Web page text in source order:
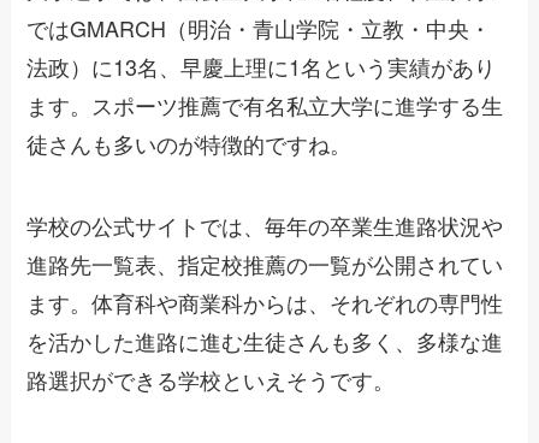
ではGMARCH（明治・青山学院・立教・中央・
法政）に13名、早慶上理に1名という実績があり
ます。スポーツ推薦で有名私立大学に進学する生
徒さんも多いのが特徴的ですね。
学校の公式サイトでは、毎年の卒業生進路状況や
進路先一覧表、指定校推薦の一覧が公開されてい
ます。体育科や商業科からは、それぞれの専門性
を活かした進路に進む生徒さんも多く、多様な進
路選択ができる学校といえそうです。